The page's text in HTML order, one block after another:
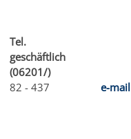
Tel.
geschäftlich
(06201/)
82 - 437 e-mail